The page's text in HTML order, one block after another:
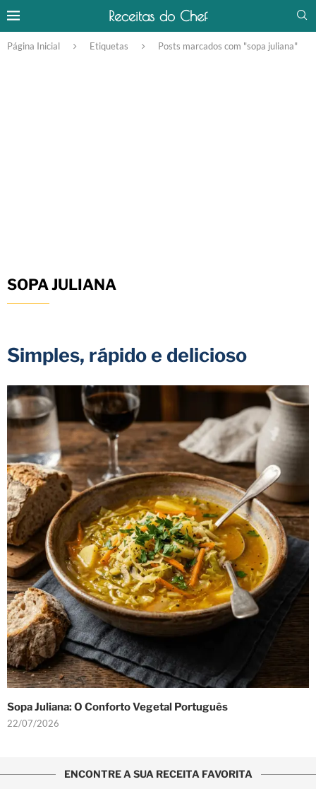
Receitas do Chef
Página Inicial Etiquetas Posts marcados com "sopa juliana"
SOPA JULIANA
Simples, rápido e delicioso
Sopa Juliana: O Conforto Vegetal Português
22/07/2026
ENCONTRE A SUA RECEITA FAVORITA